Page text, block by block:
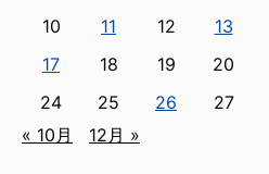
10
11 12 13
17
18 19 20
24
25 26 27
« 10月
12月 »